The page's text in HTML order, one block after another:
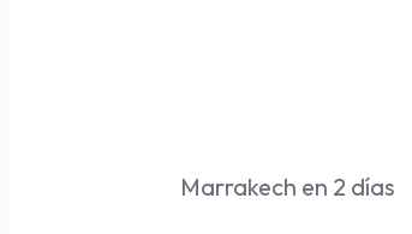
Marrakech en 2 días